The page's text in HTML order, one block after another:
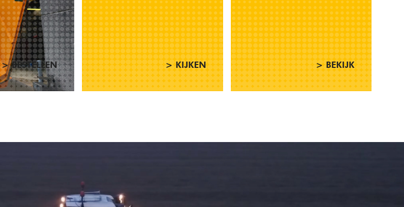
> BESTELLEN > KIJKEN > BEKIJK